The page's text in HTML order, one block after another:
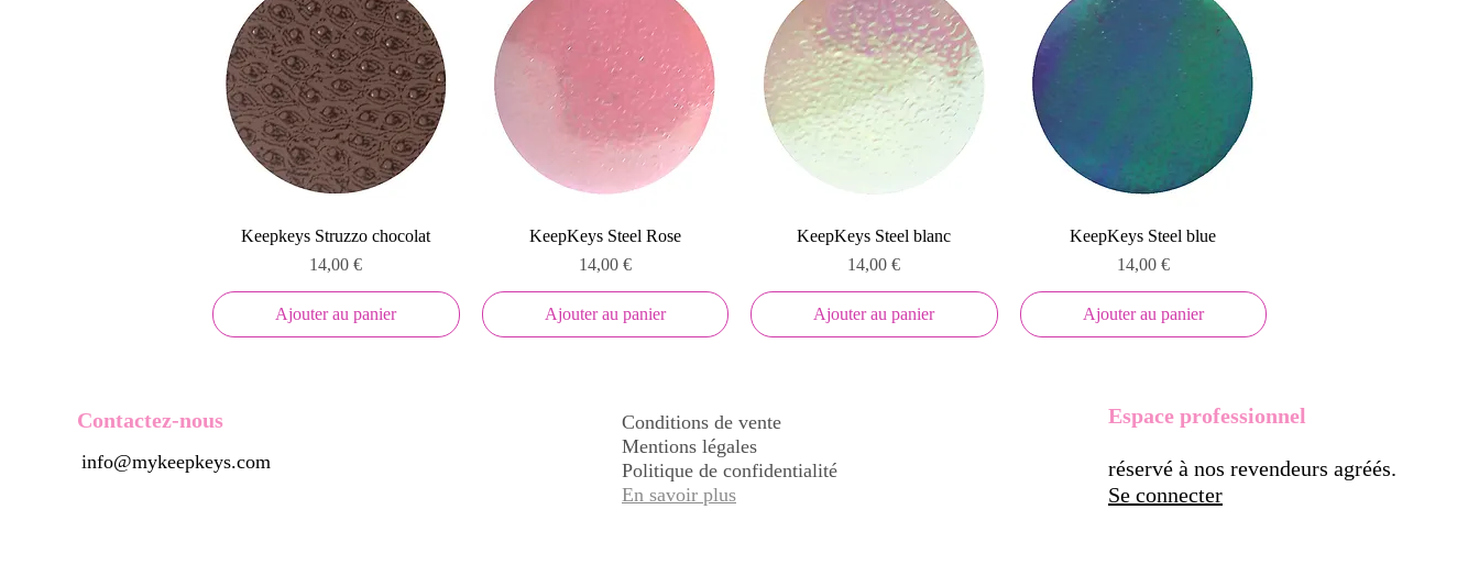
Aperçu rapide
Keepkeys Struzzo chocolat
Prix
14,00 €
Ajouter au panier
Aperçu rapide
KeepKeys Steel Rose
Prix
14,00 €
Ajouter au panier
Aperçu rapide
KeepKeys Steel blanc
Prix
14,00 €
Ajouter au panier
Aperçu rapide
KeepKeys Steel blue
Prix
14,00 €
Ajouter au panier
Contactez-nous
info@mykeepkeys.com
Conditions de vente
Mentions légales
Politique de confidentialité
En savoir plus
Espace professionnel
réservé à nos revendeurs agréés.
Se connecter